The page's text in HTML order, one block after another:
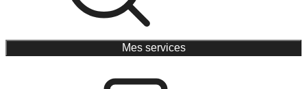
Mes services